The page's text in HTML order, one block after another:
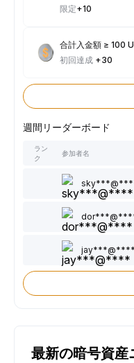
限定+10
合計入金額 ≥ 100
初回達成 +30
週間リーダーボード
ラン
ク
参加者名
jay***@****
最新の暗号資産